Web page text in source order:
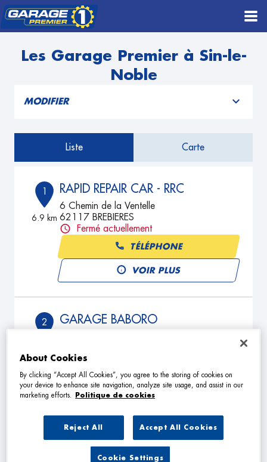
Les Garage Premier à Sin-le-
Noble
MODIFIER
Liste Carte
1
6.9 km
RAPID REPAIR CAR - RRC
6 Chemin de la Ventelle
62117 BREBIERES
Fermé actuellement
TÉLÉPHONE
VOIR PLUS
2
km
GARAGE BABORO
Fermé actuellement
TÉLÉPHONE
VOIR PLUS
GARAGE GR AUTO
About Cookies
By clicking “Accept All Cookies”, you agree to the storing of cookies on
your device to enhance site navigation, analyze site usage, and assist in our
marketing efforts.
Politique de cookies
Reject All Accept All Cookies
Cookie Settings